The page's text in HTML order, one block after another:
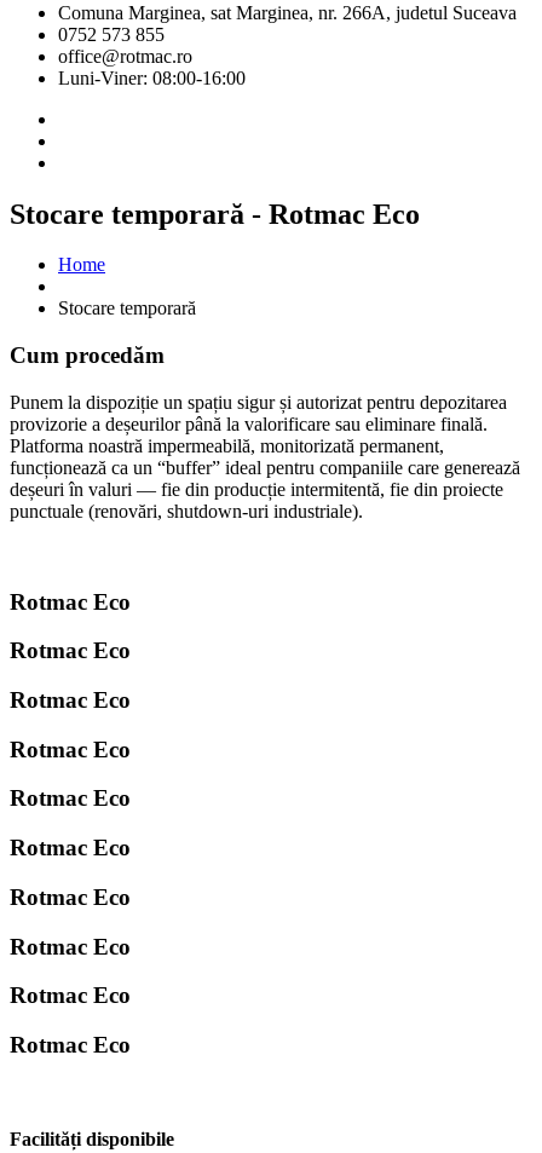
Comuna Marginea, sat Marginea, nr. 266A, judetul Suceava
0752 573 855
office@rotmac.ro
Luni-Viner: 08:00-16:00
Stocare temporară - Rotmac Eco
Home
Stocare temporară
Cum procedăm
Punem la dispoziție un spațiu sigur și autorizat pentru depozitarea
provizorie a deșeurilor până la valorificare sau eliminare finală.
Platforma noastră impermeabilă, monitorizată permanent,
funcționează ca un “buffer” ideal pentru companiile care generează
deșeuri în valuri — fie din producție intermitentă, fie din proiecte
punctuale (renovări, shutdown-uri industriale).
Rotmac Eco
Rotmac Eco
Rotmac Eco
Rotmac Eco
Rotmac Eco
Rotmac Eco
Rotmac Eco
Rotmac Eco
Rotmac Eco
Rotmac Eco
Facilități disponibile